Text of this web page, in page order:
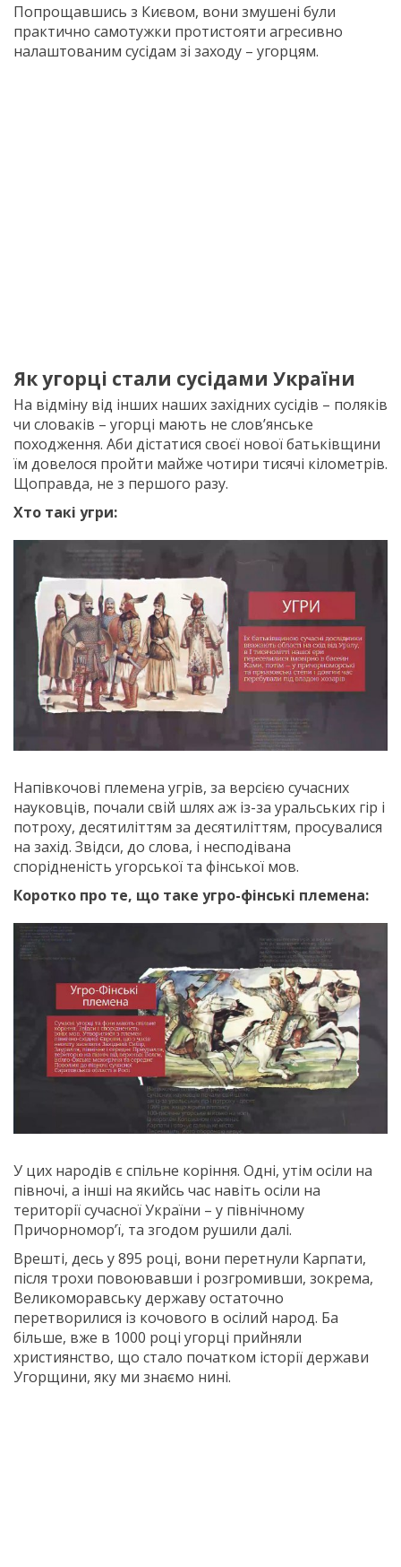
Попрощавшись з Києвом, вони змушені були
практично самотужки протистояти агресивно
налаштованим сусідам зі заходу – угорцям.
Як угорці стали сусідами України
На відміну від інших наших західних сусідів – поляків
чи словаків – угорці мають не слов’янське
походження. Аби дістатися своєї нової батьківщини
їм довелося пройти майже чотири тисячі кілометрів.
Щоправда, не з першого разу.
Хто такі угри:
Напівкочові племена угрів, за версією сучасних
науковців, почали свій шлях аж із-за уральських гір і
потроху, десятиліттям за десятиліттям, просувалися
на захід. Звідси, до слова, і несподівана
спорідненість угорської та фінської мов.
Коротко про те, що таке угро-фінські племена:
У цих народів є спільне коріння. Одні, утім осіли на
півночі, а інші на якийсь час навіть осіли на
території сучасної України – у північному
Причорномор’ї, та згодом рушили далі.
Врешті, десь у 895 році, вони перетнули Карпати,
після трохи повоювавши і розгромивши, зокрема,
Великоморавську державу остаточно
перетворилися із кочового в осілий народ. Ба
більше, вже в 1000 році угорці прийняли
християнство, що стало початком історії держави
Угорщини, яку ми знаємо нині.